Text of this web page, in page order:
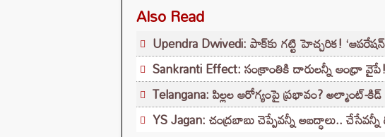
Also Read
Upendra Dwivedi: పాక్‌కు గట్టి హెచ్చరిక!
Sankranti Effect: సంక్రాంతికి దారులన్నీ
Telangana: పిల్లల ఆరోగ్యంపై ప్రభావం? అల్మాంట్-
YS Jagan: చంద్రబాబు చెప్పేవన్నీ అబద్ధాలు..